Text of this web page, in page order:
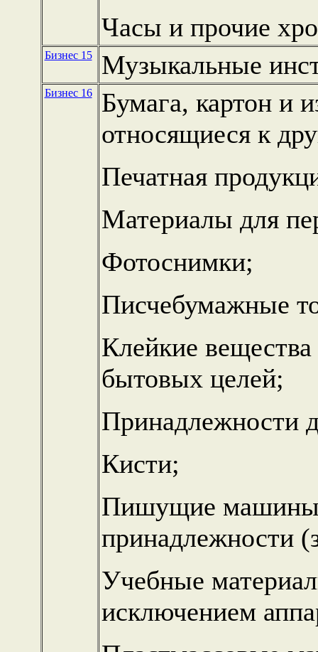
Часы и прочие
Бизнес 15 Музыкальные
Бизнес 16
Бумага, картон и
относящиеся к
Печатная
Материалы для
Фотоснимки;
Писчебумажные
Клейкие
бытовых целей;
Принадлежности
Кисти;
Пишущие машины
принадлежности
Учебные
исключением